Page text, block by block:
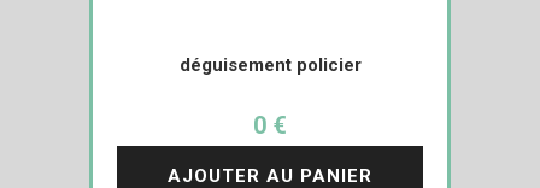
déguisement policier
0 €
AJOUTER AU PANIER